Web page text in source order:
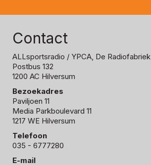
Contact
ALLsportsradio / YPCA, De Radiofabriek
Postbus 132
1200 AC Hilversum
Bezoekadres
Paviljoen 11
Media Parkboulevard 11
1217 WE Hilversum
Telefoon
035 - 6777280
E-mail